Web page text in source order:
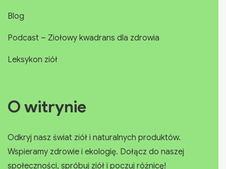
Blog
Podcast – Ziołowy kwadrans dla zdrowia
Leksykon ziół
O witrynie
Odkryj nasz świat ziół i naturalnych produktów.
Wspieramy zdrowie i ekologię. Dołącz do naszej
społeczności, spróbuj ziół i poczuj różnicę!